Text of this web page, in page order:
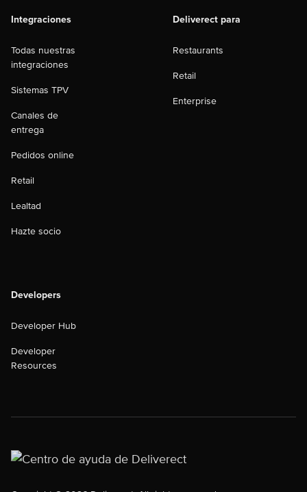
Integraciones
Todas nuestras
integraciones
Sistemas TPV
Canales de
entrega
Pedidos online
Retail
Lealtad
Hazte socio
Deliverect para
Restaurants
Retail
Enterprise
Developers
Developer Hub
Developer
Resources